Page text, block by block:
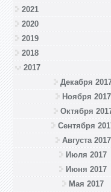
2021
2020
2019
2018
2017
Декабря
Ноября 2017
Октября
Сентября
Августа 2017
Июля 2017
Июня 2017
Мая 2017